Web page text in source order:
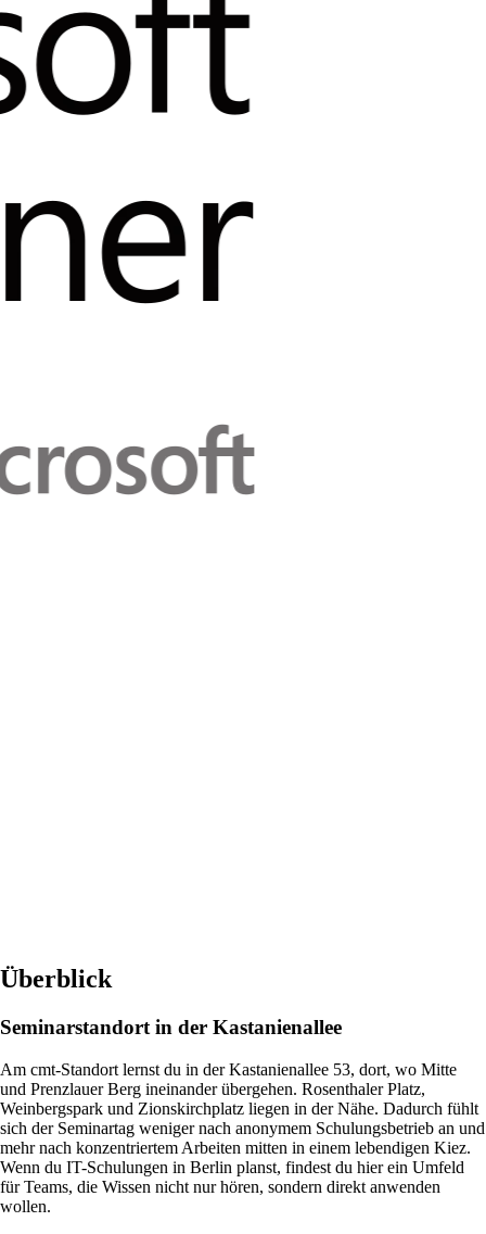
Überblick
Seminarstandort in der Kastanienallee
Am cmt-Standort lernst du in der Kastanienallee 53, dort, wo Mitte
und Prenzlauer Berg ineinander übergehen. Rosenthaler Platz,
Weinbergspark und Zionskirchplatz liegen in der Nähe. Dadurch fühlt
sich der Seminartag weniger nach anonymem Schulungsbetrieb an und
mehr nach konzentriertem Arbeiten mitten in einem lebendigen Kiez.
Wenn du IT-Schulungen in Berlin planst, findest du hier ein Umfeld
für Teams, die Wissen nicht nur hören, sondern direkt anwenden
wollen.